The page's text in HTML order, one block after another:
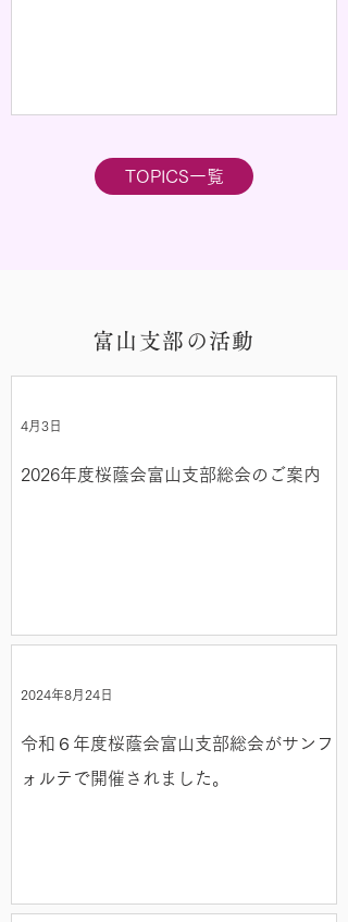
TOPICS一覧
富山支部の活動
2026年度桜蔭会富山支部総会のご案内
4月3日
令和６年度桜蔭会富山支部総会がサンフ
ォルテで開催されました。
2024年8月24日